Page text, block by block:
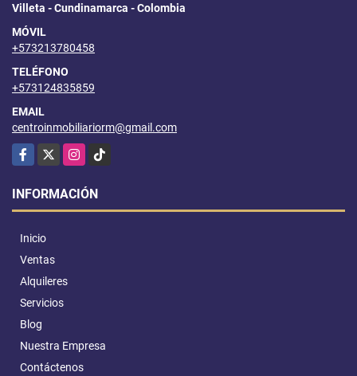
Villeta - Cundinamarca - Colombia
MÓVIL
+573213780458
TELÉFONO
+573124835859
EMAIL
centroinmobiliariorm@gmail.com
Facebook
X Instagram
TikTok
INFORMACIÓN
Inicio
Ventas
Alquileres
Servicios
Blog
Nuestra Empresa
Contáctenos